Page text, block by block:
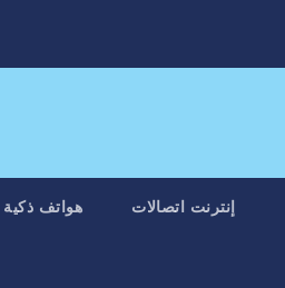
إنترنت اتصالات هواتف ذكية